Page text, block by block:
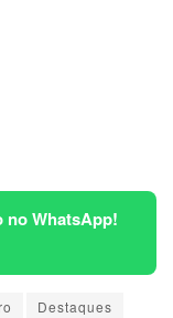
no WhatsApp!
Destaques